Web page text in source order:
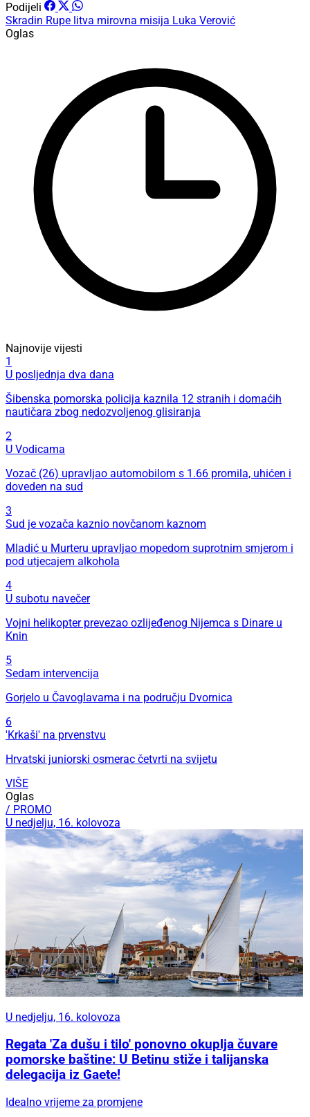
Podijeli
Skradin Rupe litva mirovna misija Luka Verović
Oglas
Najnovije vijesti
1
U posljednja dva dana
Šibenska pomorska policija kaznila 12 stranih i domaćih
nautičara zbog nedozvoljenog glisiranja
2
U Vodicama
Vozač (26) upravljao automobilom s 1.66 promila, uhićen i
doveden na sud
3
Sud je vozača kaznio novčanom kaznom
Mladić u Murteru upravljao mopedom suprotnim smjerom i
pod utjecajem alkohola
4
U subotu navečer
Vojni helikopter prevezao ozlijeđenog Nijemca s Dinare u
Knin
5
Sedam intervencija
Gorjelo u Čavoglavama i na području Dvornica
6
'Krkaši' na prvenstvu
Hrvatski juniorski osmerac četvrti na svijetu
VIŠE
Oglas
/ PROMO
U nedjelju, 16. kolovoza
U nedjelju, 16. kolovoza
Regata 'Za dušu i tilo' ponovno okuplja čuvare
pomorske baštine: U Betinu stiže i talijanska
delegacija iz Gaete!
Idealno vrijeme za promjene